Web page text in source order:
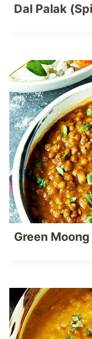
Dal Palak
Green